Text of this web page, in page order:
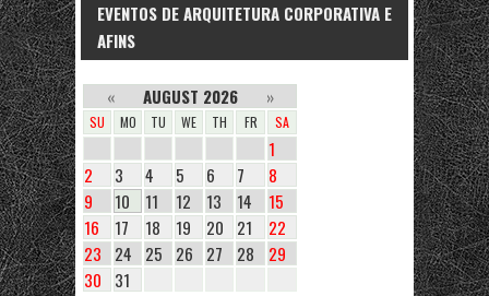
EVENTOS DE ARQUITETURA CORPORATIVA E
AFINS
« AUGUST 2026 »
SU MO TU WE TH FR SA
1
2
3 4 5 6 7
8
9
10 11 12 13 14
15
16
17 18 19 20 21
22
23
24 25 26 27 28
29
30
31